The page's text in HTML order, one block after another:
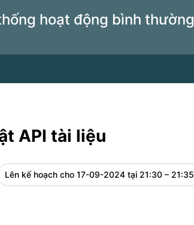
hoạt động bình thường
API tài liệu
Lên kế hoạch cho 17-09-2024 tại 21:30 – 21:35